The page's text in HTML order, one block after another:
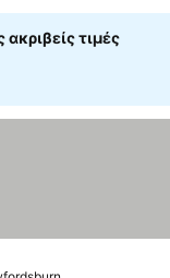
ακριβείς τιμές